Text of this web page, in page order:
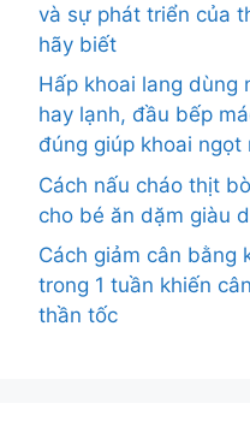
và sự phát triển của
hãy biết
Hấp khoai lang dùng
hay lạnh, đầu bếp
đúng giúp khoai ngọt
Cách nấu cháo thịt
cho bé ăn dặm giàu
Cách giảm cân bằng
trong 1 tuần khiến
thần tốc